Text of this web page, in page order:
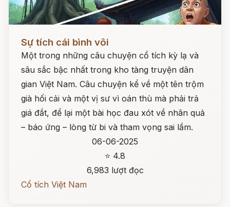
Sự tích cái bình vôi
Một trong những câu chuyện cổ tích kỳ lạ và
sâu sắc bậc nhất trong kho tàng truyện dân
gian Việt Nam. Câu chuyện kể về một tên trộm
già hối cải và một vị sư vì oán thù mà phải trả
giá đắt, để lại một bài học đau xót về nhân quả
– báo ứng – lòng từ bi và tham vọng sai lầm.
06-06-2025
⭐ 4.8
6,983 lượt đọc
Cổ tích Việt Nam